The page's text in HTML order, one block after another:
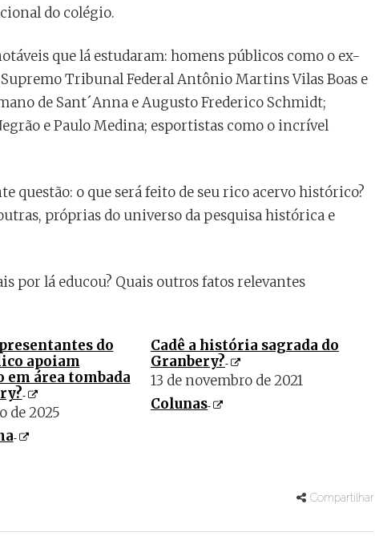
do colégio.
que lá estudaram: homens públicos como o ex-
Tribunal Federal Antônio Martins Vilas Boas e
de Sant´Anna e Augusto Frederico Schmidt;
e Paulo Medina; esportistas como o incrível
questão: o que será feito de seu rico acervo histórico?
próprias do universo da pesquisa histórica e
por lá educou? Quais outros fatos relevantes
do
apoiam
em área tombada
de 2025
Cadê a história sagrada do
Granbery?
13 de novembro de 2021
Colunas
Compartilhar